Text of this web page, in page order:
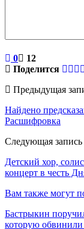
0
12
Поделится
Предыдущая
Найдено
Расшифровка
Следующая запись
Детский хор,
концерт в честь
Вам также могут
Бастрыкин
которую